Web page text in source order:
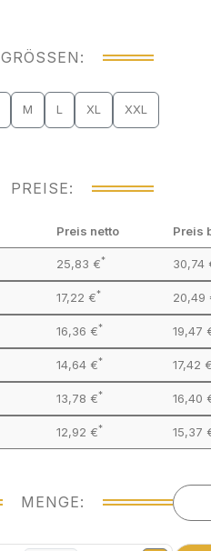
GRÖSSEN:
M L XL XXL
PREISE:
Preis netto Preis
25,83 €* 30,74
17,22 €* 20,49
16,36 €* 19,47
14,64 €* 17,42 €
13,78 €* 16,40
12,92 €* 15,37
MENGE: